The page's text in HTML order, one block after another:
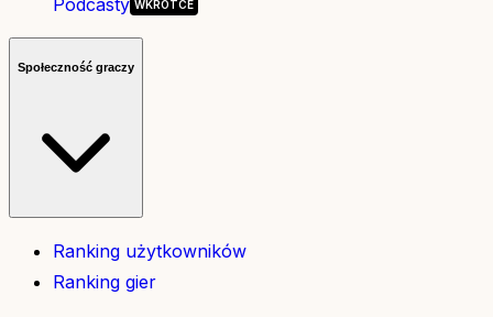
Społeczność graczy
Ranking użytkowników
Ranking gier